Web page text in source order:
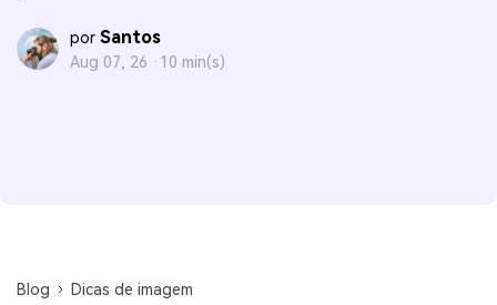
por Santos
Aug 07, 26 · 10 min(s)
Blog
Dicas de imagem